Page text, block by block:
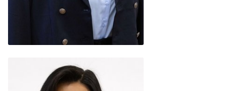
Marina De Mattey
Derosa